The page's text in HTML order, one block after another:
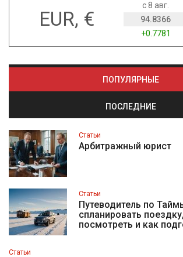
EUR, €
с 8 авг.
94.8366
+0.7781
ПОПУЛЯРНЫЕ
ПОСЛЕДНИЕ
Статьи
Арбитражный юрист
Статьи
Путеводитель по
спланировать
посмотреть и как
Статьи